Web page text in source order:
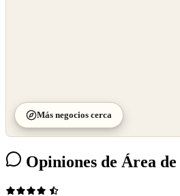
Más negocios cerca
Opiniones de Área